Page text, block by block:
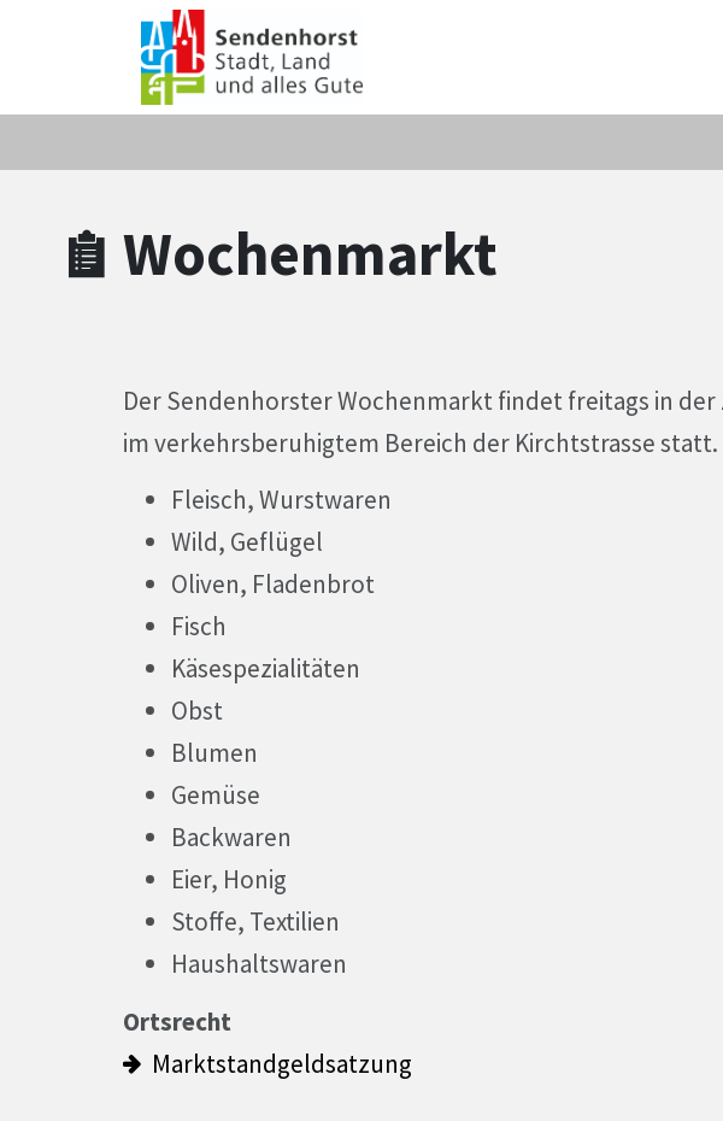
Zum Header
Zum Hauptinhalt
Zum Footer
Zum Hauptinhalt springen
Wochenmarkt
Der Sendenhorster Wochenmarkt findet freitags in der
im verkehrsberuhigtem Bereich der Kirchtstrasse
Fleisch, Wurstwaren
Wild, Geflügel
Oliven, Fladenbrot
Fisch
Käsespezialitäten
Obst
Blumen
Gemüse
Backwaren
Eier, Honig
Stoffe, Textilien
Haushaltswaren
Ortsrecht
Marktstandgeldsatzung